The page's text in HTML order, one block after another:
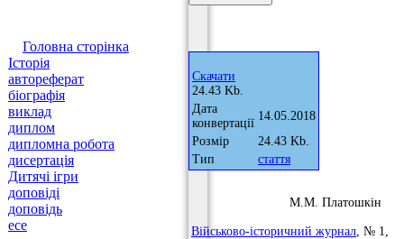
Головна сторінка
Історія
автореферат
біографія
виклад
диплом
дипломна робота
дисертація
Дитячі ігри
доповіді
доповідь
есе
Скачати
24.43 Kb.
Дата
конвертації
14.05.2018
Розмір
24.43 Kb.
Тип
стаття
М.М. Платошкін
Військово-історичний журнал , № 1,